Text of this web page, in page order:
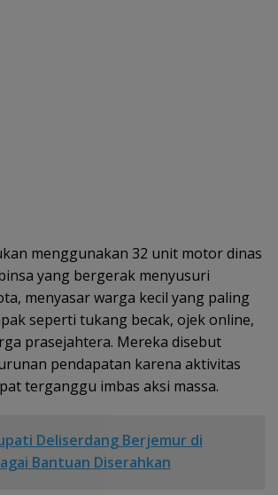
menggunakan 32 unit motor dinas
yang bergerak menyusuri
menyasar warga kecil yang paling
seperti tukang becak, ojek online,
prasejahtera. Mereka disebut
pendapatan karena aktivitas
terganggu imbas aksi massa.
Deliserdang Berjemur di
Bantuan Diserahkan